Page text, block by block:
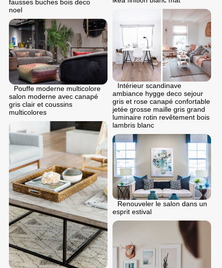
fausses buches bois deco
noel
Intérieur scandinave
ambiance hygge deco sejour
gris et rose canapé confortable
jetée grosse maille gris grand
luminaire rotin revêtement bois
lambris blanc
Pouffe moderne multicolore
salon moderne avec canapé
gris clair et coussins
multicolores
Renouveler le salon dans un
esprit estival